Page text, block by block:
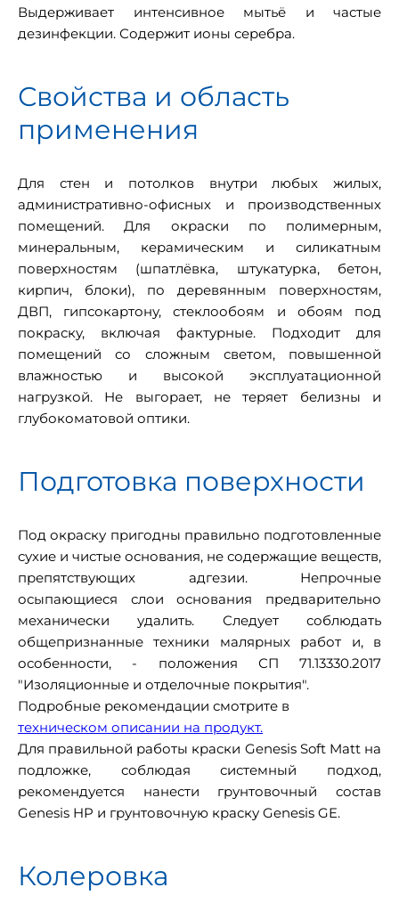
Выдерживает интенсивное мытьё и частые
дезинфекции. Содержит ионы серебра.
Свойства и область
применения
Для стен и потолков внутри любых жилых,
административно-офисных и производственных
помещений. Для окраски по полимерным,
минеральным, керамическим и силикатным
поверхностям (шпатлёвка, штукатурка, бетон,
кирпич, блоки), по деревянным поверхностям,
ДВП, гипсокартону, стеклообоям и обоям под
покраску, включая фактурные. Подходит для
помещений со сложным светом, повышенной
влажностью и высокой эксплуатационной
нагрузкой. Не выгорает, не теряет белизны и
глубокоматовой оптики.
Подготовка поверхности
Под окраску пригодны правильно подготовленные
сухие и чистые основания, не содержащие веществ,
препятствующих адгезии. Непрочные
осыпающиеся слои основания предварительно
механически удалить. Следует соблюдать
общепризнанные техники малярных работ и, в
особенности, - положения СП 71.13330.2017
"Изоляционные и отделочные покрытия".
Подробные рекомендации смотрите в
техническом описании на продукт.
Для правильной работы краски Genesis Soft Matt на
подложке, соблюдая системный подход,
рекомендуется нанести грунтовочный состав
Genesis HP и грунтовочную краску Genesis GE.
Колеровка